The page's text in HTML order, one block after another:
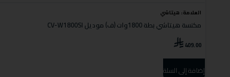
العلامة: هيتاشي
مكنسة هيتاشي بطة 1800وات (ف) موديل CV-W1800SI
409.00
إضافة إلى السلة